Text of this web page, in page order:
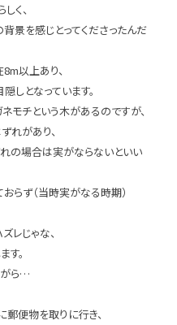
く、
景を感じとってくださったんだ
以上あり、
しとなっています。
モチという木があるのですが、
れがあり、
の場合は実がならないといい
らず（当時実がなる時期）
レじゃな、
す。
がら…
便物を取りに行き、